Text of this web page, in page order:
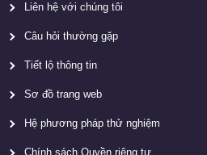
Liên hệ với chúng tôi
Câu hỏi thường gặp
Tiết lộ thông tin
Sơ đồ trang web
Hệ phương pháp thử nghiệm
Chính sách Quyền riêng tư